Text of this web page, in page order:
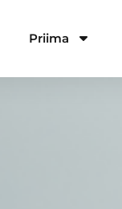
Priima